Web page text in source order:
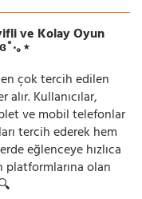
ve Kolay Oyun
｡⋆
çok tercih edilen
Kullanıcılar,
ve mobil telefonlar
tercih ederek hem
eğlenceye hızlıca
platformlarına olan